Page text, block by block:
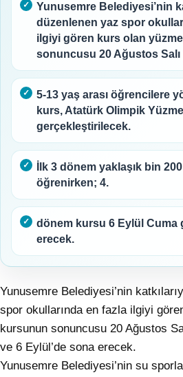
Yunusemre Belediyesi’nin
düzenlenen yaz spor
ilgiyi gören kurs olan
sonuncusu 20 Ağustos
5-13 yaş arası öğrencilere
kurs, Atatürk Olimpik
gerçekleştirilecek.
İlk 3 dönem yaklaşık bin
öğrenirken; 4.
dönem kursu 6 Eylül Cuma
erecek.
Yunusemre Belediyesi’nin
spor okullarında en fazla ilgiyi
kursunun sonuncusu 20 Ağustos
ve 6 Eylül’de sona erecek.
Yunusemre Belediyesi’nin su